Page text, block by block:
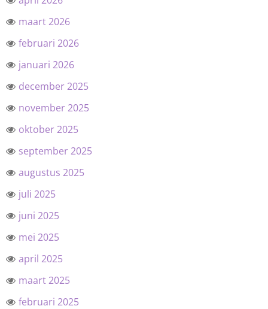
maart 2026
februari 2026
januari 2026
december 2025
november 2025
oktober 2025
september 2025
augustus 2025
juli 2025
juni 2025
mei 2025
april 2025
maart 2025
februari 2025